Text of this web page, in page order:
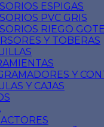
ESPIGAS
PVC GRIS
RIEGO
Y TOBERAS
Y
Y CAJAS